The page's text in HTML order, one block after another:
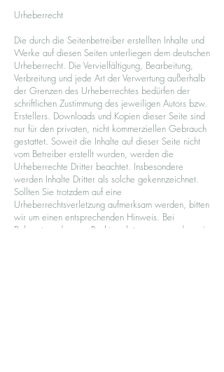
Urheberrecht
Die durch die Seitenbetreiber erstellten Inhalte und
Werke auf diesen Seiten unterliegen dem deutschen
Urheberrecht. Die Vervielfältigung, Bearbeitung,
Verbreitung und jede Art der Verwertung außerhalb
der Grenzen des Urheberrechtes bedürfen der
schriftlichen Zustimmung des jeweiligen Autors bzw.
Erstellers. Downloads und Kopien dieser Seite sind
nur für den privaten, nicht kommerziellen Gebrauch
gestattet. Soweit die Inhalte auf dieser Seite nicht
vom Betreiber erstellt wurden, werden die
Urheberrechte Dritter beachtet. Insbesondere
werden Inhalte Dritter als solche gekennzeichnet.
Sollten Sie trotzdem auf eine
Urheberrechtsverletzung aufmerksam werden, bitten
wir um einen entsprechenden Hinweis. Bei
Bekanntwerden von Rechtsverletzungen werden wir